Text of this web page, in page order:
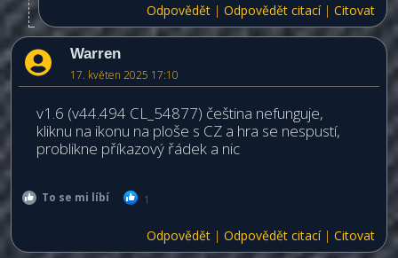
Odpovědět | Odpovědět citací| Citovat
Warren
17. květen 2025 17:10
v1.6 (v44.494 CL_54877) čeština nefunguje,
kliknu na ikonu na ploše s CZ a hra se nespustí,
problikne příkazový řádek a nic
To se mi líbí 1
Odpovědět | Odpovědět citací| Citovat